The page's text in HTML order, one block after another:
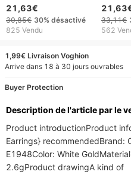
texturé, style rétro,
double couche, haut
de gamme, style
japonais et coréen
21,63€
30,85€ 30% désactivé
825 Vendu
double
de
33,11€
562
1,99€ Livraison Voghion
Arrive dans 18 à 30 jours ouvrables
Buyer Protection
Description de l'article par le
Product introductionProduct
Earrings} recommendedBrand:
E1948Color: White
2.6gProduct drawingA kind of